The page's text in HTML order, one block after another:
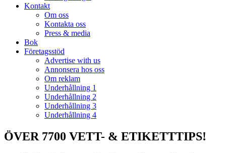
Kontakt
Om oss
Kontakta oss
Press & media
Bok
Företagsstöd
Advertise with us
Annonsera hos oss
Om reklam
Underhållning 1
Underhållning 2
Underhållning 3
Underhållning 4
ÖVER 7700 VETT- & ETIKETTTIPS!